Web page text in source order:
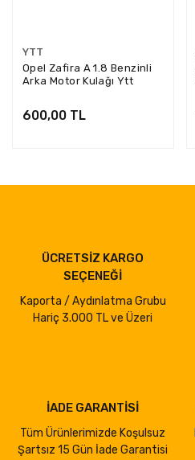
YTT
Opel Zafira A 1.8 Benzinli
Arka Motor Kulağı Ytt
600,00 TL
ÜCRETSİZ KARGO
SEÇENEĞİ
Kaporta / Aydınlatma Grubu
Hariç 3.000 TL ve Üzeri
İADE GARANTİSİ
Tüm Ürünlerimizde Koşulsuz
Şartsız 15 Gün İade Garantisi